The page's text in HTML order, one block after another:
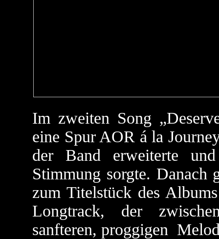
Im zweiten Song
eine Spur AOR á la
der Band erweiterte
Stimmung sorgte. Danach
zum Titelstück des
Longtrack, der
sanfteren, proggigen